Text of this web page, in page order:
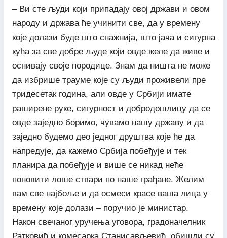
– Ви сте људи који припадају овој држави и овом
народу и држава ће учинити све, да у времену
које долази буде што снажнија, што јача и сигурна
кућа за све добре људе који овде желе да живе и
оснивају своје породице. Знам да ништа не може
да избрише трауме које су људи проживели пре
тридесетак година, али овде у Србији имате
раширене руке, сигурност и добродошлицу да се
овде заједно боримо, чувамо нашу државу и да
заједно будемо део једног друштва које ће да
напредује, да кажемо Србија побеђује и тек
планира да побеђује и више се никад неће
поновити лоше ствари по наше грађане. Желим
вам све најбоље и да осмеси красе ваша лица у
времену које долази – поручио је министар.
Након свечаног уручења уговора, градоначелник
Ратковић и комесарка Станисављевић, обишли су